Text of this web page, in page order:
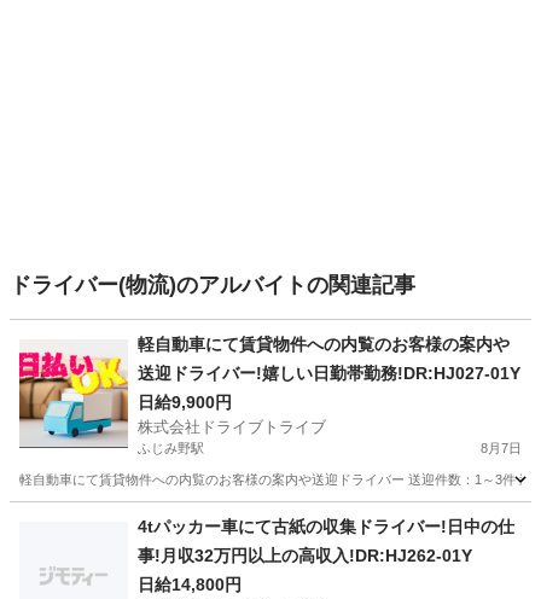
ドライバー(物流)のアルバイトの関連記事
軽自動車にて賃貸物件への内覧のお客様の案内や
送迎ドライバー!嬉しい日勤帯勤務!DR:HJ027-01Y
日給9,900円
株式会社ドライブトライブ
ふじみ野駅 8月7日
軽自動車にて賃貸物件への内覧のお客様の案内や送迎ドライバー 送迎件数：1～3件
ふじみ野駅 ドライバー 給料日
4tパッカー車にて古紙の収集ドライバー!日中の仕
事!月収32万円以上の高収入!DR:HJ262-01Y
日給14,800円